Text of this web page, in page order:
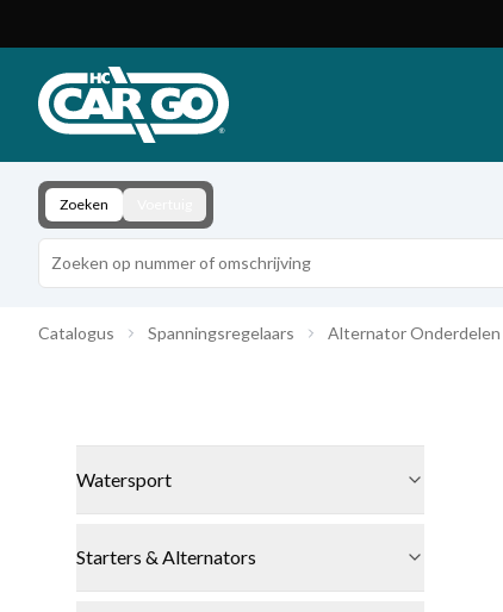
Download
Contact
Zoeken
Catalogus Spanningsregelaars Alternator Onderdelen
Watersport
Starters & Alternators